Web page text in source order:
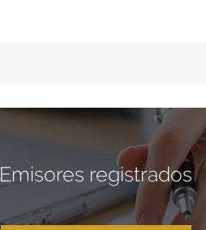
Emisores registrados